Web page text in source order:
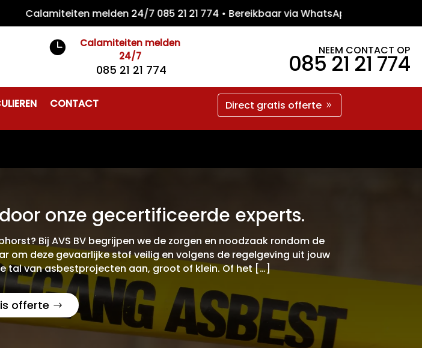
melden 24/7 085 21 21 774 • Bereikbaar via WhatsApp •

Calamiteiten melden
24/7
085 21 21 774
NEEM CONTACT OP
085 21 21 774
CONTACT Direct gratis offerte
onze gecertificeerde experts.
Bij AVS BV begrijpen we de zorgen en noodzaak rondom de
deze gevaarlijke stof veilig en volgens de regelgeving uit jouw
tal van asbestprojecten aan, groot of klein. Of het […]
offerte